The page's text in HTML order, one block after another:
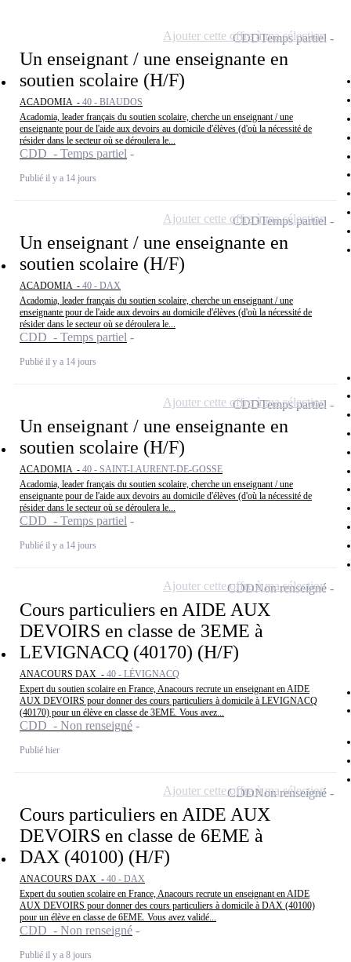
Un enseignant / une enseignante en
soutien scolaire (H/F)
ACADOMIA - 40 - BIAUDOS
Acadomia, leader français du soutien scolaire, cherche un enseignant / une
enseignante pour de l'aide aux devoirs au domicile d'élèves (d'où la nécessité de
résider dans le secteur où se déroulera le...
CDD - Temps partiel
Publié il y a 14 jours
CDDTemps partiel
Ajouter cette offre à ma sélection
Un enseignant / une enseignante en
soutien scolaire (H/F)
ACADOMIA - 40 - DAX
Acadomia, leader français du soutien scolaire, cherche un enseignant / une
enseignante pour de l'aide aux devoirs au domicile d'élèves (d'où la nécessité de
résider dans le secteur où se déroulera le...
CDD - Temps partiel
Publié il y a 14 jours
CDDTemps partiel
Ajouter cette offre à ma sélection
Un enseignant / une enseignante en
soutien scolaire (H/F)
ACADOMIA - 40 - SAINT-LAURENT-DE-GOSSE
Acadomia, leader français du soutien scolaire, cherche un enseignant / une
enseignante pour de l'aide aux devoirs au domicile d'élèves (d'où la nécessité de
résider dans le secteur où se déroulera le...
CDD - Temps partiel
Publié il y a 14 jours
CDDTemps partiel
Ajouter cette offre à ma sélection
Cours particuliers en AIDE AUX
DEVOIRS en classe de 3EME à
LEVIGNACQ (40170) (H/F)
ANACOURS DAX - 40 - LÉVIGNACQ
Expert du soutien scolaire en France, Anacours recrute un enseignant en AIDE
AUX DEVOIRS pour donner des cours particuliers à domicile à LEVIGNACQ
(40170) pour un élève en classe de 3EME. Vous avez...
CDD - Non renseigné
Publié hier
CDDNon renseigné
Ajouter cette offre à ma sélection
Cours particuliers en AIDE AUX
DEVOIRS en classe de 6EME à
DAX (40100) (H/F)
ANACOURS DAX - 40 - DAX
Expert du soutien scolaire en France, Anacours recrute un enseignant en AIDE
AUX DEVOIRS pour donner des cours particuliers à domicile à DAX (40100)
pour un élève en classe de 6EME. Vous avez validé...
CDD - Non renseigné
Publié il y a 8 jours
CDDNon renseigné
Ajouter cette offre à ma sélection